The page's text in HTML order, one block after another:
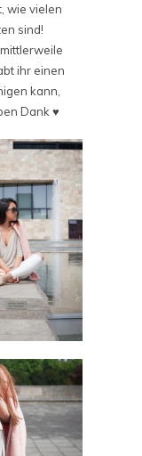
wie vielen
sind!
ihr einen
kann,
Dank ♥